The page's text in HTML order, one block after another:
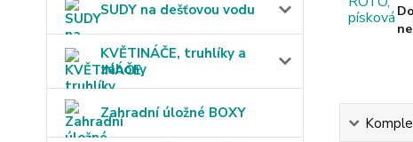
SUDY na dešťovou vodu
KVĚTINÁČE, truhlíky a
záhony
Zahradní úložné BOXY